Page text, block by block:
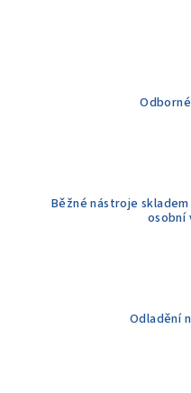
Běžné nástroje
osobní
Odladění